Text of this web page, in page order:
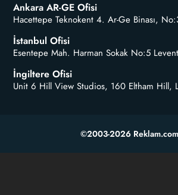
Ankara AR-GE Ofisi
Hacettepe Teknokent 4. Ar-Ge Binası,
İstanbul Ofisi
Esentepe Mah. Harman Sokak No:5 Levent
İngiltere Ofisi
Unit 6 Hill View Studios, 160 Eltham Hill,
©2003-2026